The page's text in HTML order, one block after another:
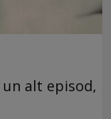
alt episod,